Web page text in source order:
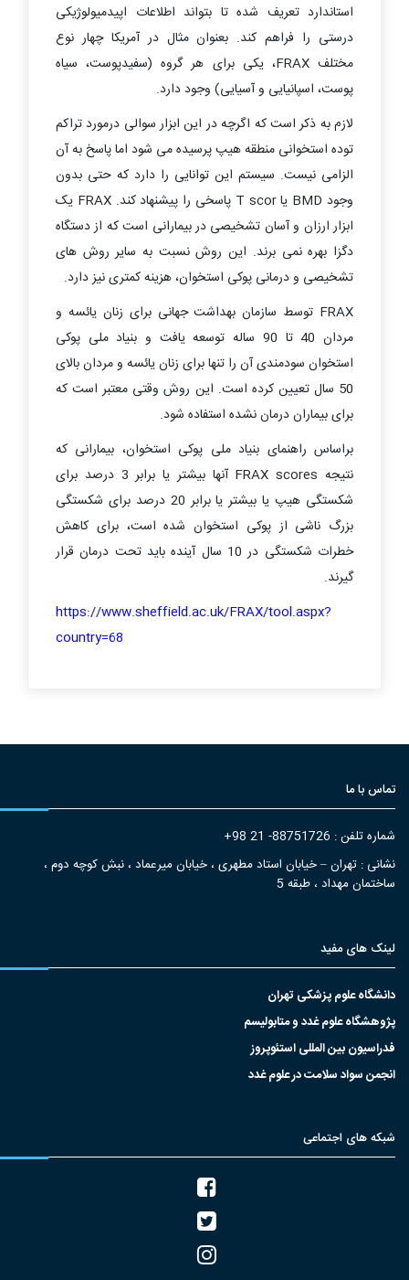
استاندارد تعریف شده تا بتواند اطلاعات اپیدمیولوژیکی
درستی را فراهم کند. بعنوان مثال در آمریکا چهار نوع
مختلفFRAX، یکی برای هر گروه (سفیدپوست، سیاه
پوست، اسپانیایی و آسیایی) وجود دارد.
لازم به ذکر است که اگرچه در این ابزار سوالی درمورد تراکم
توده استخوانی منطقه هیپ پرسیده می شود اما پاسخ به آن
الزامی نیست. سیستم این توانایی را دارد که حتی بدون
وجودBMDیا T scor پاسخی را پیشنهاد کند.FRAXیک
ابزار ارزان و آسان تشخیصی در بیمارانی است که از دستگاه
دگزا بهره نمی برند. این روش نسبت به سایر روش های
تشخیصی و درمانی پوکی استخوان، هزینه کمتری نیز دارد.
FRAXتوسط سازمان بهداشت جهانی برای زنان یائسه و
مردان 40 تا 90 ساله توسعه یافت و بنیاد ملی پوکی
استخوان سودمندی آن را تنها برای زنان یائسه و مردان بالای
50 سال تعیین کرده است. این روش وقتی معتبر است که
برای بیماران درمان نشده استفاده شود.
براساس راهنمای بنیاد ملی پوکی استخوان، بیمارانی که
نتیجهFRAX scores
آنها بیشتر یا برابر 3 درصد برای
شکستگی هیپ یا بیشتر یا برابر 20 درصد برای شکستگی
بزرگ ناشی از پوکی استخوان شده است، برای کاهش
خطرات شکستگی در 10 سال آینده باید تحت درمان قرار
گیرند.
https://www.sheffield.ac.uk/FRAX/tool.aspx?
country=68
تماس با ما
شماره تلفن : 88751726- 21 98+
نشانی : تهران – خیابان استاد مطهری ، خیابان میرعماد ، نبش کوچه دوم ،
ساختمان مهداد ، طبقه 5
لینک های مفید
دانشگاه علوم پزشکی تهران
پژوهشگاه علوم غدد و متابولیسم
فدراسیون بین المللی استئوپروز
انجمن سواد سلامت در علوم غدد
شبکه های اجتماعی